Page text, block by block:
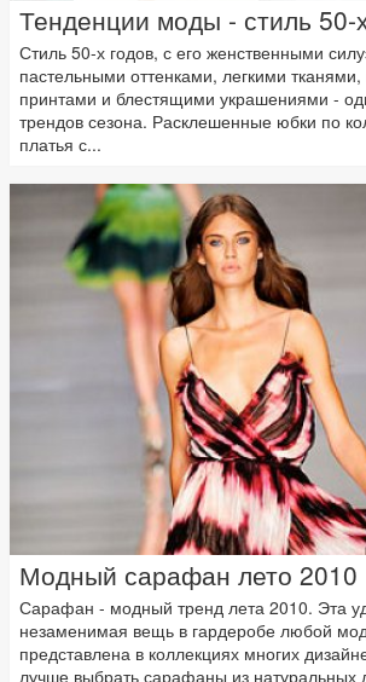
Тенденции моды - стиль 50-
Стиль 50-х годов, с его женственными
пастельными оттенками, легкими
принтами и блестящими украшениями -
трендов сезона. Расклешенные юбки по
платья с...
Модный сарафан лето 2010
Сарафан - модный тренд лета 2010. Эта
незаменимая вещь в гардеробе любой
представлена в коллекциях многих
лучше выбрать сарафаны из натуральных